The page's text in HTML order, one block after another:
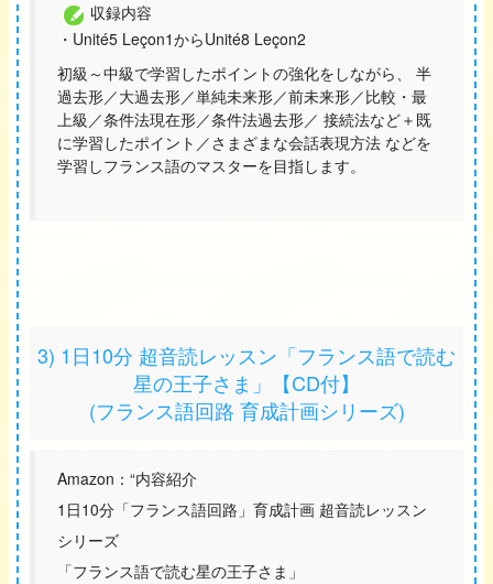
収録内容
・Unité5 Leçon1からUnité8 Leçon2
初級～中級で学習したポイントの強化をしながら、 半
過去形／大過去形／単純未来形／前未来形／比較・最
上級／条件法現在形／条件法過去形／ 接続法など＋既
に学習したポイント／さまざまな会話表現方法 などを
学習しフランス語のマスターを目指します。
3) 1日10分 超音読レッスン「フランス語で読む
星の王子さま」【CD付】
(フランス語回路 育成計画シリーズ)
Amazon：“内容紹介
1日10分「フランス語回路」育成計画 超音読レッスン
シリーズ
「フランス語で読む星の王子さま」